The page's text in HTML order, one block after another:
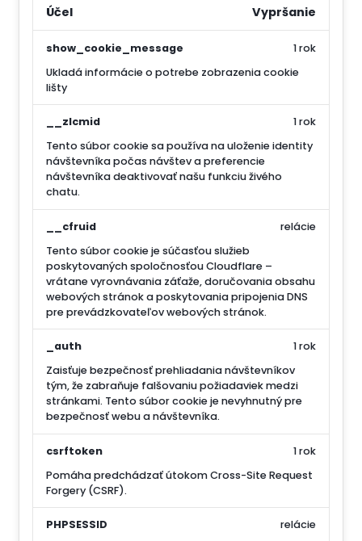
Účel Vypršanie
show_cookie_message
Ukladá informácie o potrebe zobrazenia cookie
lišty
1 rok
__zlcmid
Tento súbor cookie sa používa na uloženie identity
návštevníka počas návštev a preferencie
návštevníka deaktivovať našu funkciu živého
chatu.
1 rok
__cfruid
Tento súbor cookie je súčasťou služieb
poskytovaných spoločnosťou Cloudflare –
vrátane vyrovnávania záťaže, doručovania obsahu
webových stránok a poskytovania pripojenia DNS
pre prevádzkovateľov webových stránok.
relácie
_auth
Zaisťuje bezpečnosť prehliadania návštevníkov
tým, že zabraňuje falšovaniu požiadaviek medzi
stránkami. Tento súbor cookie je nevyhnutný pre
bezpečnosť webu a návštevníka.
1 rok
csrftoken
Pomáha predchádzať útokom Cross-Site Request
Forgery (CSRF).
1 rok
PHPSESSID
relácie